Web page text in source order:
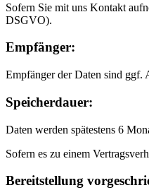
Sofern Sie mit uns Kontakt
DSGVO).
Empfänger:
Empfänger der Daten sind ggf.
Speicherdauer:
Daten werden spätestens 6
Sofern es zu einem
Bereitstellung